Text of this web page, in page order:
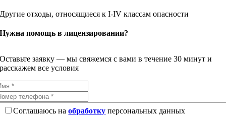
Другие отходы, относящиеся к I-IV классам опасности
Нужна помощь в лицензировании?
Оставьте заявку — мы свяжемся с вами в течение 30 минут и
расскажем все условия
Соглашаюсь наобработку персональных данных